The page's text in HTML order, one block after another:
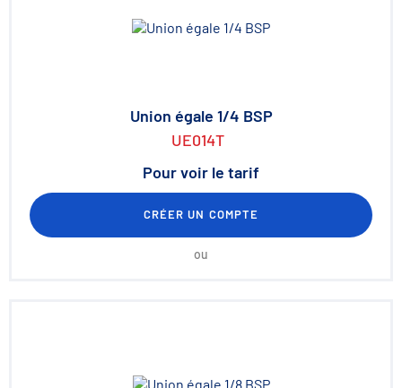
Union égale 1/4 BSP
UE014T
Pour voir le tarif
CRÉER UN COMPTE
ou